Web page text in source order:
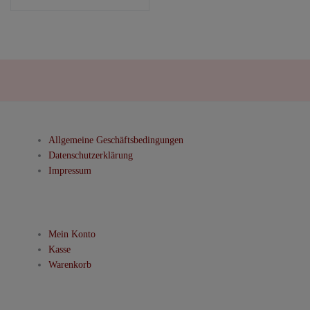
Allgemeine Geschäftsbedingungen
Datenschutzerklärung
Impressum
Mein Konto
Kasse
Warenkorb